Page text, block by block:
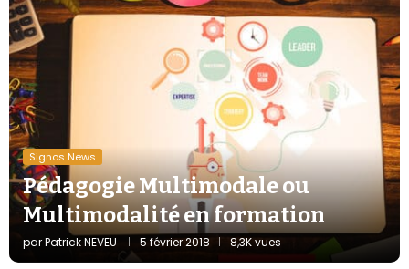
Signos News
Pédagogie Multimodale ou
Multimodalité en formation
parPatrick NEVEU 5 février 2018 8,3K vues